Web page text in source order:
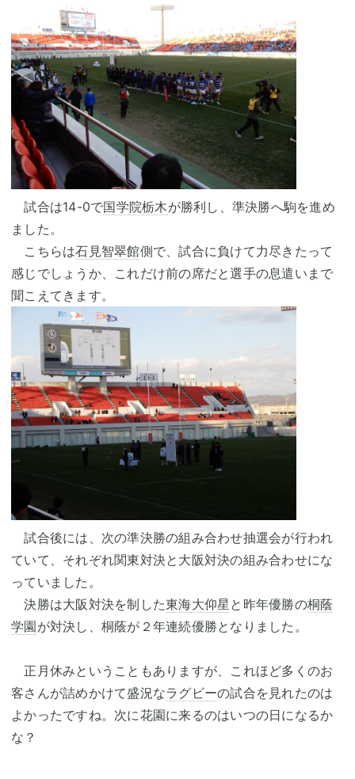
試合は14-0で国学院栃木が勝利し、準決勝へ駒を進め
ました。
こちらは石見智翠館側で、試合に負けて力尽きたって
感じでしょうか、これだけ前の席だと選手の息遣いまで
聞こえてきます。
試合後には、次の準決勝の組み合わせ抽選会が行われ
ていて、それぞれ関東対決と大阪対決の組み合わせにな
っていました。
決勝は大阪対決を制した東海大仰星 と昨年優勝の桐蔭
学園が対決し、桐蔭が２年連続優勝となりました。
正月休みということもありますが、これほど多くのお
客さんが詰めかけて盛況なラグビーの試合を見れたのは
よかったですね。次に花園に来るのはいつの日になるか
な？